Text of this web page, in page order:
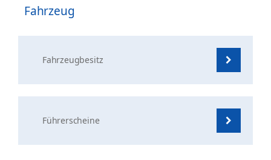
Fahrzeug
Fahrzeugbesitz
Führerscheine